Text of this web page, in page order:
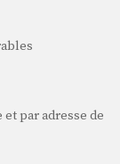
et par adresse de